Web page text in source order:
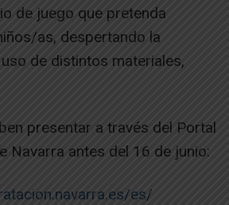
de juego que pretenda
as, despertando la
de distintos materiales,
presentar a través del Portal
Navarra antes del 16 de junio:
es/